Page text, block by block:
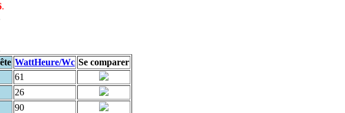
.
WattHeure/Wc Se comparer
61
26
90